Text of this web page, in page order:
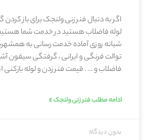
اگر به دنبال فنر زنی ولنجک برای باز
لوله فاضلاب هستید در خدمت شما
شبانه روزی آماده خدمت رسانی به
توالت فرنگی و ایرانی ، گرفتگی سیفون
فاضلاب و … . قیمت فنر زدن و لوله بازکنی
ادامه مطلب فنر زنی ولنجک »
بدون دیدگاه